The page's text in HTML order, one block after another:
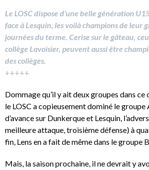
Le LOSC dispose d’une belle génération
face à Lesquin, les voilà champions de leur
journées du terme. Cerise sur le gâteau,
collège Lavoisier, peuvent aussi être
des collèges.
+++++
Dommage qu’il y ait deux groupes dans ce
le LOSC a copieusement dominé le groupe
d’avance sur Dunkerque et Lesquin,
meilleure attaque, troisième défense) à
fin, Lens en a fait de même dans le groupe
Mais, la saison prochaine, il ne devrait y